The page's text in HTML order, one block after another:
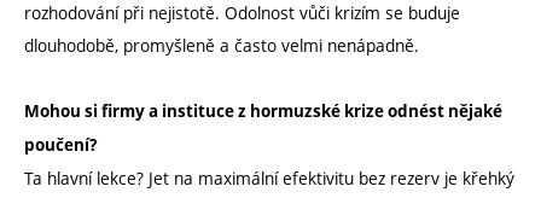
rozhodování při nejistotě. Odolnost vůči krizím se buduje
dlouhodobě, promyšleně a často velmi nenápadně.
Mohou si firmy a instituce z hormuzské krize odnést nějaké
poučení?
Ta hlavní lekce? Jet na maximální efektivitu bez rezerv je křehký